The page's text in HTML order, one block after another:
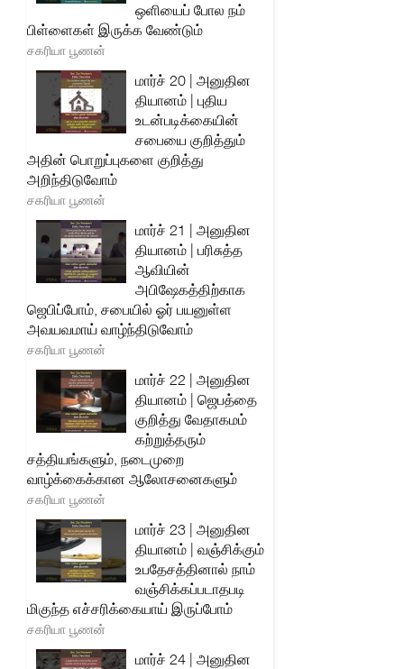
ஒளியைப் போல நம்
பிள்ளைகள் இருக்க வேண்டும்
சகரியா பூணன்
மார்ச் 20 | அனுதின
தியானம் | புதிய
உடன்படிக்கையின்
சபையை குறித்தும்
அதின் பொறுப்புகளை குறித்து
அறிந்திடுவோம்
சகரியா பூணன்
மார்ச் 21 | அனுதின
தியானம் | பரிசுத்த
ஆவியின்
அபிஷேகத்திற்காக
ஜெபிப்போம், சபையில் ஓர் பயனுள்ள
அவயவமாய் வாழ்ந்திடுவோம்
சகரியா பூணன்
மார்ச் 22 | அனுதின
தியானம் | ஜெபத்தை
குறித்து வேதாகமம்
கற்றுத்தரும்
சத்தியங்களும், நடைமுறை
வாழ்க்கைக்கான ஆலோசனைகளும்
சகரியா பூணன்
மார்ச் 23 | அனுதின
தியானம் | வஞ்சிக்கும்
உபதேசத்தினால் நாம்
வஞ்சிக்கப்படாதபடி
மிகுந்த எச்சரிக்கையாய் இருப்போம்
சகரியா பூணன்
மார்ச் 24 | அனுதின